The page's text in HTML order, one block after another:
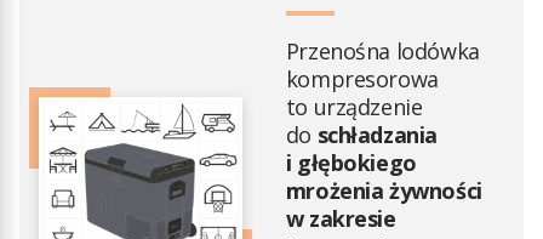
Przenośna lodówka
kompresorowa
to urządzenie
do schładzania
i głębokiego
mrożenia żywności
w zakresie